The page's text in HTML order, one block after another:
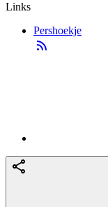
Links
Pershoekje